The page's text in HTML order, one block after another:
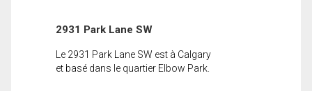
2931 Park Lane SW
Le 2931 Park Lane SW est à Calgary
et basé dans le quartier Elbow Park.